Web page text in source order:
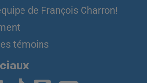
de François Charron!
témoins